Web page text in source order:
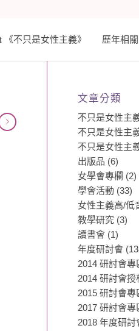
《不只是女性主義》 歷年相
文章分類
不只是女性主
不只是女性主
不只是女性主
出版品 (6)
女學會專欄 (2)
學會活動 (33)
女性主義高/低
教學研究 (3)
讀書會 (1)
年度研討會
2014 研討會專
2014 研討會授
2015 研討會專
2017 研討會專
2018 年度研討